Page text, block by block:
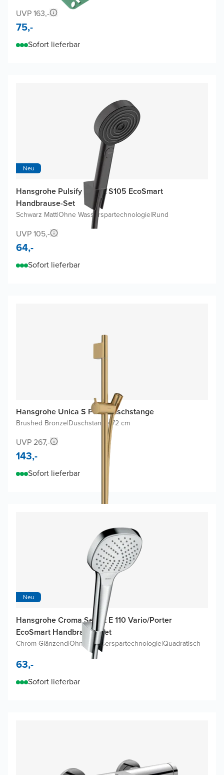
UVP 163,-
75,-
Sofort lieferbar
Neu
Hansgrohe Pulsify Select S105 EcoSmart
Handbrause-Set
Schwarz Matt|Ohne Wasserspartechnologie|Rund
UVP 105,-
64,-
Sofort lieferbar
Hansgrohe Unica S Puro Duschstange
Brushed Bronze|Duschstange 72 cm
UVP 267,-
143,-
Sofort lieferbar
Neu
Hansgrohe Croma Select E 110 Vario/Porter
EcoSmart Handbrause-Set
Chrom Glänzend|Ohne Wasserspartechnologie|Quadratisch
63,-
Sofort lieferbar